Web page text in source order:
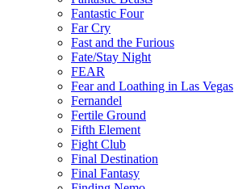
Fantastic Four
Far Cry
Fast and the Furious
Fate/Stay Night
FEAR
Fear and Loathing in Las Vegas
Fernandel
Fertile Ground
Fifth Element
Fight Club
Final Destination
Final Fantasy